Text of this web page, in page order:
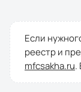
Если
реестр и
mfcsakha.ru.